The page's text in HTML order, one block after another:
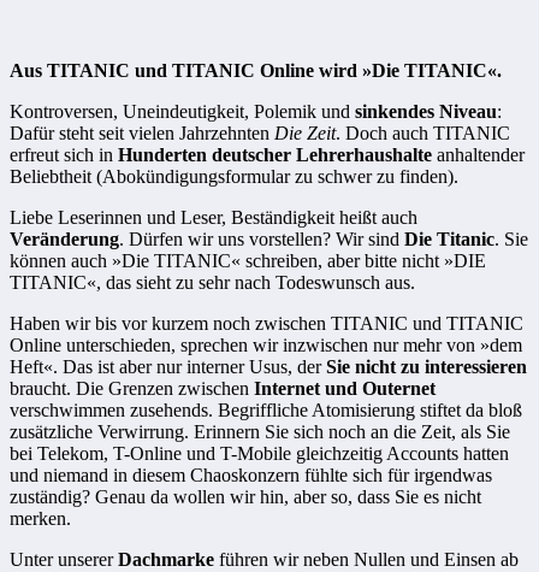
Aus TITANIC und TITANIC Online wird »Die TITANIC«.
Kontroversen, Uneindeutigkeit, Polemik und sinkendes Niveau:
Dafür steht seit vielen Jahrzehnten Die Zeit. Doch auch TITANIC
erfreut sich in Hunderten deutscher Lehrerhaushalte anhaltender
Beliebtheit (Abokündigungsformular zu schwer zu finden).
Liebe Leserinnen und Leser, Beständigkeit heißt auch
Veränderung. Dürfen wir uns vorstellen? Wir sind Die Titanic. Sie
können auch »Die TITANIC« schreiben, aber bitte nicht »DIE
TITANIC«, das sieht zu sehr nach Todeswunsch aus.
Haben wir bis vor kurzem noch zwischen TITANIC und TITANIC
Online unterschieden, sprechen wir inzwischen nur mehr von »dem
Heft«. Das ist aber nur interner Usus, derSie nicht zu interessieren
braucht. Die Grenzen zwischen Internet und Outernet
verschwimmen zusehends. Begriffliche Atomisierung stiftet da bloß
zusätzliche Verwirrung. Erinnern Sie sich noch an die Zeit, als Sie
bei Telekom, T-Online und T-Mobile gleichzeitig Accounts hatten
und niemand in diesem Chaoskonzern fühlte sich für irgendwas
zuständig? Genau da wollen wir hin, aber so, dass Sie es nicht
merken.
Unter unsererDachmarke führen wir neben Nullen und Einsen ab